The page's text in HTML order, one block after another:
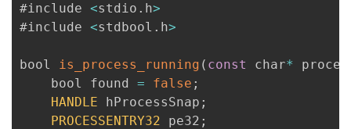
学
堂
持
我
#include <stdio . h>
#include <stdbool . h>
bool is_process_running ( const char*
    bool found
= false ;
HANDLE hProcessSnap ;
PROCESSENTRY32 pe32 ;